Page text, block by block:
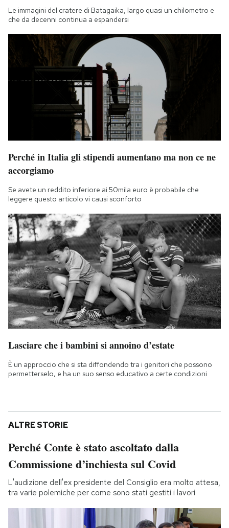
Le immagini del cratere di Batagaika, largo quasi un chilometro e
che da decenni continua a espandersi
Perché in Italia gli stipendi aumentano ma non ce ne
accorgiamo
Se avete un reddito inferiore ai 50mila euro è probabile che
leggere questo articolo vi causi sconforto
Lasciare che i bambini si annoino d’estate
È un approccio che si sta diffondendo tra i genitori che possono
permetterselo, e ha un suo senso educativo a certe condizioni
ALTRE STORIE
Perché Conte è stato ascoltato dalla
Commissione d’inchiesta sul Covid
L'audizione dell'ex presidente del Consiglio era molto attesa,
tra varie polemiche per come sono stati gestiti i lavori